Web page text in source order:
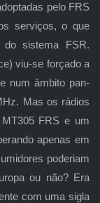
pelo FRS
serviços, o que
do sistema FSR.
viu-se forçado a
num âmbito pan-
Mas os rádios
FRS e um
apenas em
poderiam
ou não? Era
com uma sigla